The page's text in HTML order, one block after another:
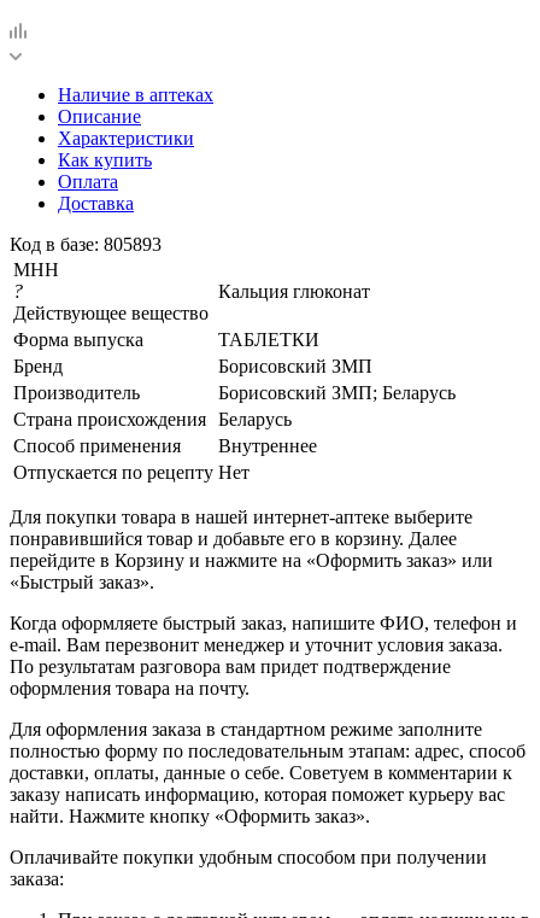
Наличие в аптеках
Описание
Характеристики
Как купить
Оплата
Доставка
Код в базе: 805893
МНН
?
Действующее вещество
Кальция глюконат
Форма выпуска
ТАБЛЕТКИ
Бренд
Борисовский ЗМП
Производитель
Борисовский ЗМП; Беларусь
Страна происхождения Беларусь
Способ применения
Внутреннее
Отпускается по рецепту Нет
Для покупки товара в нашей интернет-аптеке выберите
понравившийся товар и добавьте его в корзину. Далее
перейдите в Корзину и нажмите на «Оформить заказ» или
«Быстрый заказ».
Когда оформляете быстрый заказ, напишите ФИО, телефон и
e-mail. Вам перезвонит менеджер и уточнит условия заказа.
По результатам разговора вам придет подтверждение
оформления товара на почту.
Для оформления заказа в стандартном режиме заполните
полностью форму по последовательным этапам: адрес, способ
доставки, оплаты, данные о себе. Советуем в комментарии к
заказу написать информацию, которая поможет курьеру вас
найти. Нажмите кнопку «Оформить заказ».
Оплачивайте покупки удобным способом при получении
заказа: